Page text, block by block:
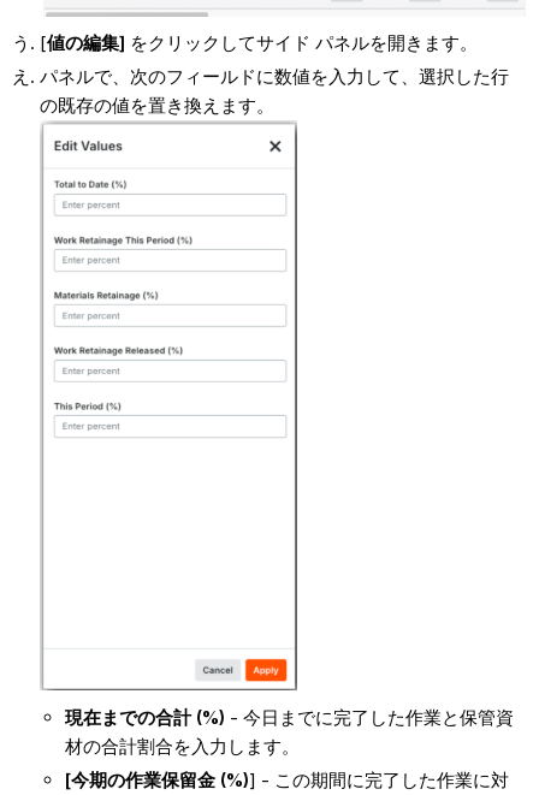
[値の編集] をクリックしてサイド パネルを開きます。
パネルで、次のフィールドに数値を入力して、選択した行
の既存の値を置き換えます。
現在までの合計 (%) - 今日までに完了した作業と保管資
材の合計割合を入力します。
[今期の作業保留金 (%)] - この期間に完了した作業に対